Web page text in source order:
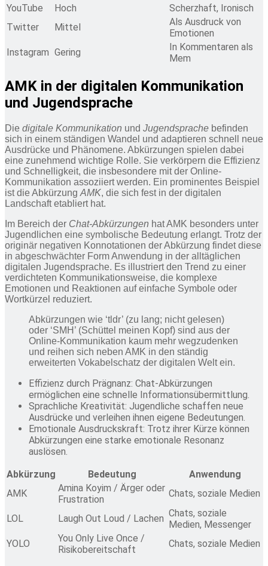
YouTube
Hoch
Scherzhaft, Ironisch
Twitter
Mittel
Als Ausdruck von
Emotionen
Instagram Gering
In Kommentaren als
Mem
AMK in der digitalen Kommunikation
und Jugendsprache
Die digitale Kommunikation und Jugendsprache befinden
sich in einem ständigen Wandel und adaptieren schnell neue
Ausdrücke und Phänomene. Abkürzungen spielen dabei
eine zunehmend wichtige Rolle. Sie verkörpern die Effizienz
und Schnelligkeit, die insbesondere mit der Online-
Kommunikation assoziiert werden. Ein prominentes Beispiel
ist die Abkürzung AMK, die sich fest in der digitalen
Landschaft etabliert hat.
Im Bereich der Chat-Abkürzungen hat AMK besonders unter
Jugendlichen eine symbolische Bedeutung erlangt. Trotz der
originär negativen Konnotationen der Abkürzung findet diese
in abgeschwächter Form Anwendung in der alltäglichen
digitalen Jugendsprache. Es illustriert den Trend zu einer
verdichteten Kommunikationsweise, die komplexe
Emotionen und Reaktionen auf einfache Symbole oder
Wortkürzel reduziert.
Abkürzungen wie ‘tldr’ (zu lang; nicht gelesen)
oder ‘SMH’ (Schüttel meinen Kopf) sind aus der
Online-Kommunikation kaum mehr wegzudenken
und reihen sich neben AMK in den ständig
erweiterten Vokabelschatz der digitalen Welt ein.
Effizienz durch Prägnanz: Chat-Abkürzungen
ermöglichen eine schnelle Informationsübermittlung.
Sprachliche Kreativität: Jugendliche schaffen neue
Ausdrücke und verleihen ihnen eigene Bedeutungen.
Emotionale Ausdruckskraft: Trotz ihrer Kürze können
Abkürzungen eine starke emotionale Resonanz
auslösen.
Abkürzung
Bedeutung
Anwendung
AMK
Amina Koyim / Ärger oder
Frustration
Chats, soziale Medien
LOL Laugh Out Loud / Lachen Chats, soziale
Medien, Messenger
YOLO
You Only Live Once /
Risikobereitschaft
Chats, soziale Medien